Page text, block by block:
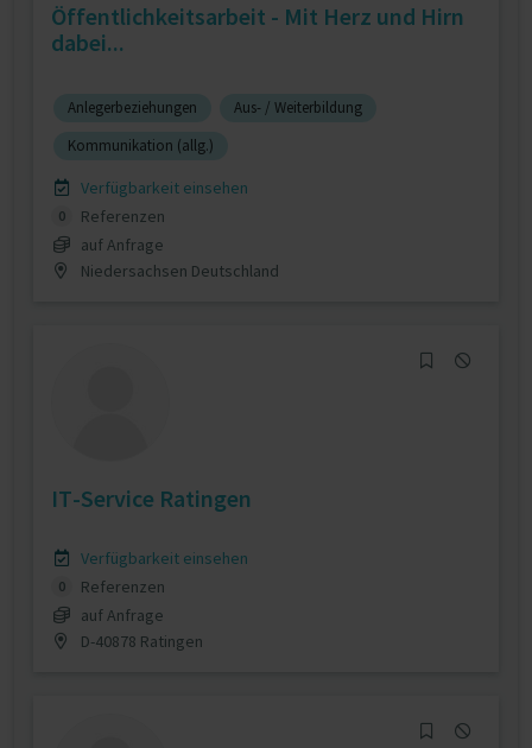
Öffentlichkeitsarbeit - Mit Herz und Hirn
dabei...
Anlegerbeziehungen
Aus- / Weiterbildung
Kommunikation (allg.)
Verfügbarkeit einsehen
0
Referenzen
auf Anfrage
Niedersachsen Deutschland
IT-Service Ratingen
Verfügbarkeit einsehen
0
Referenzen
auf Anfrage
D-40878 Ratingen